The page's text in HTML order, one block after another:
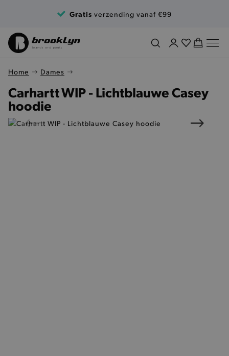
Gratis verzending vanaf €99
Home Dames
Carhartt WIP - Lichtblauwe Casey
hoodie